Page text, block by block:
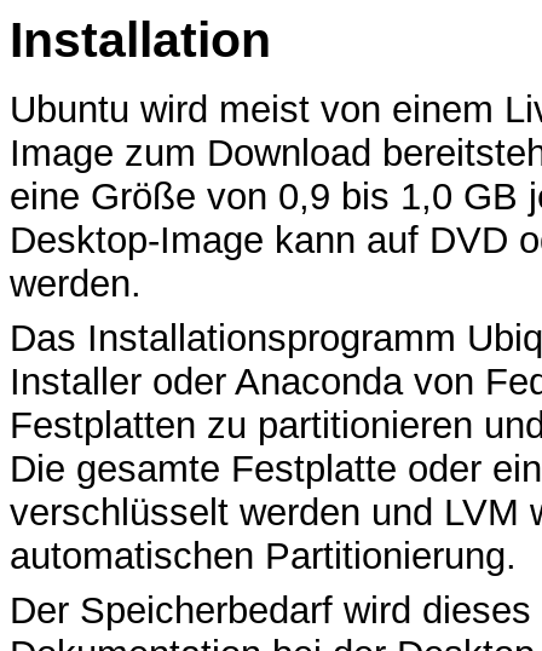
Installation
Ubuntu wird meist von einem
Image zum Download
eine Größe von 0,9 bis 1,0 GB
Desktop-Image kann auf DVD
werden.
Das Installationsprogramm
Installer oder Anaconda von
Festplatten zu partitionieren
Die gesamte Festplatte oder
verschlüsselt werden und LVM
automatischen Partitionierung.
Der Speicherbedarf wird